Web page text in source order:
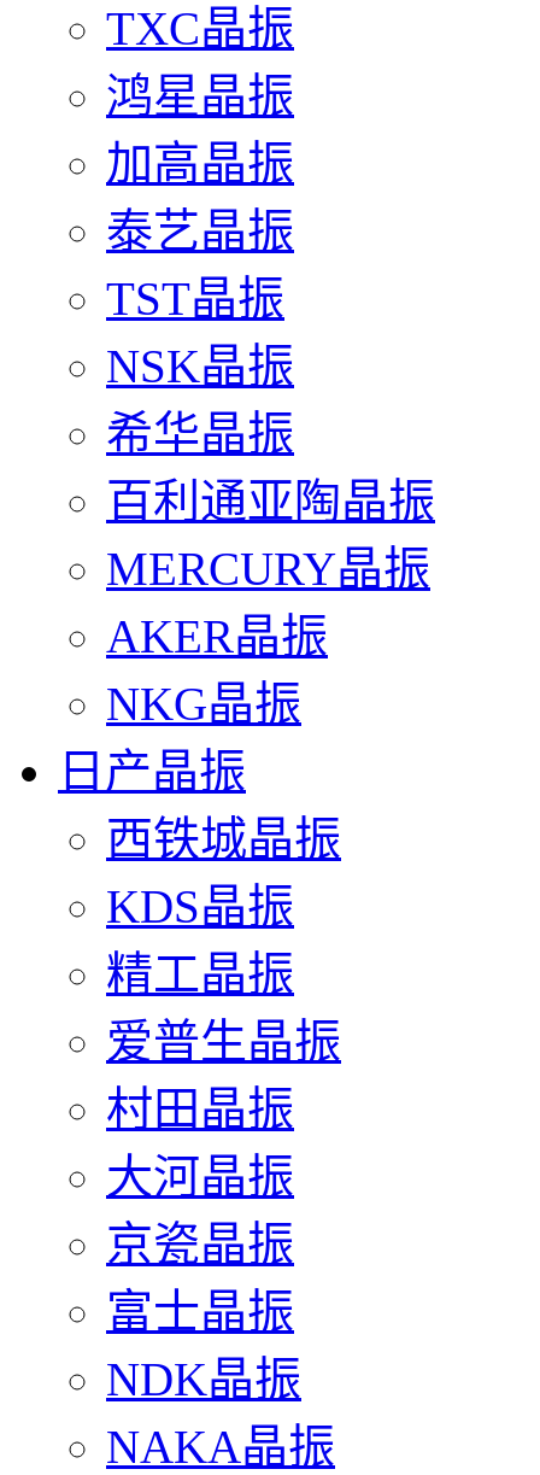
TXC晶振
鸿星晶振
加高晶振
泰艺晶振
TST晶振
NSK晶振
希华晶振
百利通亚陶晶振
MERCURY晶振
AKER晶振
NKG晶振
日产晶振
西铁城晶振
KDS晶振
精工晶振
爱普生晶振
村田晶振
大河晶振
京瓷晶振
富士晶振
NDK晶振
NAKA晶振